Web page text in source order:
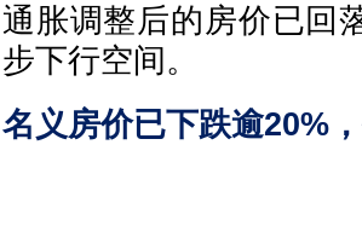
通胀调整后的房价已回
步下行空间。
名义房价已下跌逾20%